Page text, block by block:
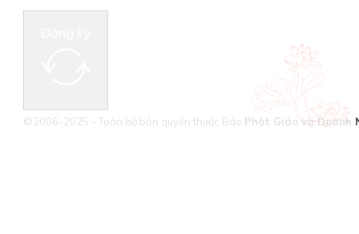
©2006-2025 - Toàn bộ bản quyền thuộc Báo Phật Giáo và Doanh